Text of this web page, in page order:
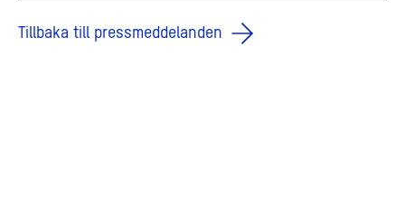
Tillbaka till pressmeddelanden